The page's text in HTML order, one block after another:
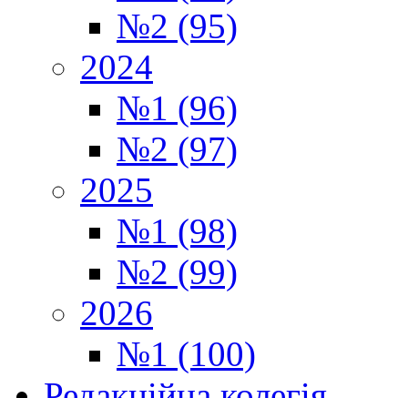
№2 (95)
2024
№1 (96)
№2 (97)
2025
№1 (98)
№2 (99)
2026
№1 (100)